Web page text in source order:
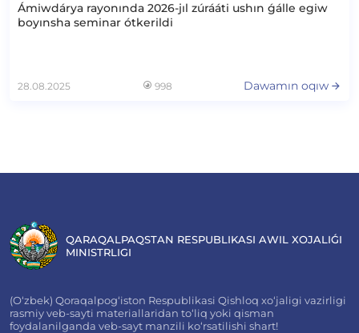
Ámiwdárya rayonında 2026-jıl zúrááti ushın ǵálle egiw
boyınsha seminar ótkerildi
28.08.2025 998 Dawamın oqıw
QARAQALPAQSTAN RESPUBLIKASI AWIL XOJALIǴI
MINISTRLIGI
(O‘zbek) Qoraqalpog‘iston Respublikasi Qishloq xo‘jaligi vazirligi
rasmiy veb-sayti materiallaridan to‘liq yoki qisman
foydalanilganda veb-sayt manzili ko‘rsatilishi shart!